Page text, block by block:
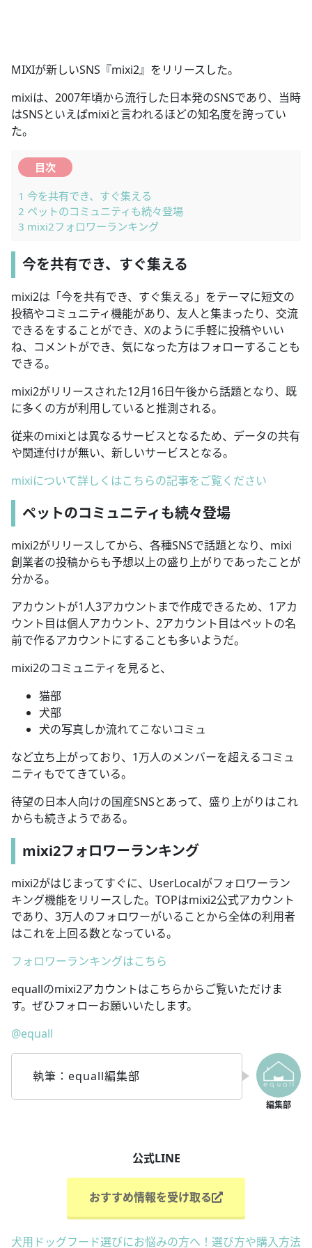
MIXIが新しいSNS『mixi2』をリリースした。
mixiは、2007年頃から流行した日本発のSNSであり、当時
はSNSといえばmixiと言われるほどの知名度を誇ってい
た。
目次
1 今を共有でき、すぐ集える
2 ペットのコミュニティも続々登場
3 mixi2フォロワーランキング
今を共有でき、すぐ集える
mixi2は「今を共有でき、すぐ集える」をテーマに短文の
投稿やコミュニティ機能があり、友人と集まったり、交流
できるをすることができ、Xのように手軽に投稿やいい
ね、コメントができ、気になった方はフォローすることも
できる。
mixi2がリリースされた12月16日午後から話題となり、既
に多くの方が利用していると推測される。
従来のmixiとは異なるサービスとなるため、データの共有
や関連付けが無い、新しいサービスとなる。
mixiについて詳しくはこちらの記事をご覧ください
ペットのコミュニティも続々登場
mixi2がリリースしてから、各種SNSで話題となり、mixi
創業者の投稿からも予想以上の盛り上がりであったことが
分かる。
アカウントが1人3アカウントまで作成できるため、1アカ
ウント目は個人アカウント、2アカウント目はペットの名
前で作るアカウントにすることも多いようだ。
mixi2のコミュニティを見ると、
猫部
犬部
犬の写真しか流れてこないコミュ
など立ち上がっており、1万人のメンバーを超えるコミュ
ニティもでてきている。
待望の日本人向けの国産SNSとあって、盛り上がりはこれ
からも続きようである。
mixi2フォロワーランキング
mixi2がはじまってすぐに、UserLocalがフォロワーラン
キング機能をリリースした。TOPはmixi2公式アカウント
であり、3万人のフォロワーがいることから全体の利用者
はこれを上回る数となっている。
フォロワーランキングはこちら
equallのmixi2アカウントはこちらからご覧いただけま
す。ぜひフォローお願いいたします。
@equall
執筆：equall編集部
公式LINE
おすすめ情報を受け取る
犬用ドッグフード選びにお悩みの方へ！選び方や購入方法